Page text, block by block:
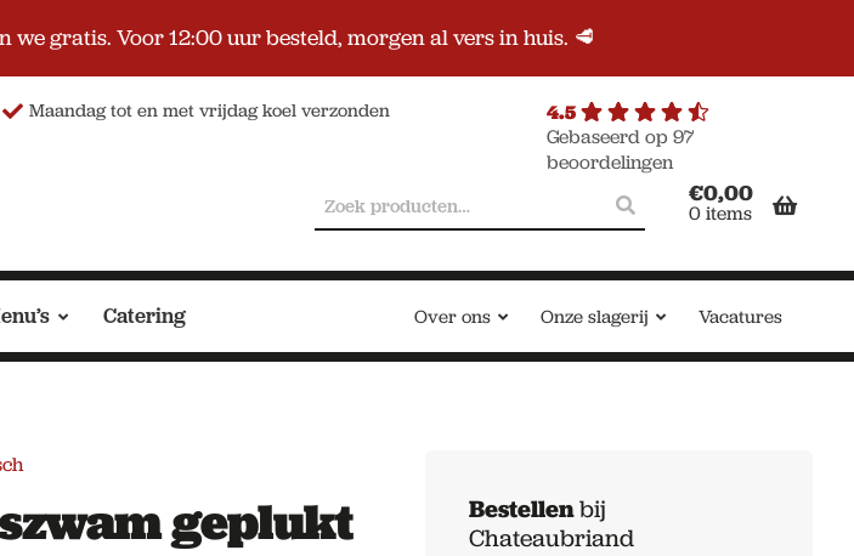
gratis. Voor 12:00 uur besteld, morgen al vers in huis. 🥩
Maandag tot en met vrijdag koel verzonden
4.5
Gebaseerd op 97
beoordelingen
€0,00
0 items
naar:
Catering Over ons Onze slagerij Vacatures
geplukt Bestellenbij
Chateaubriand